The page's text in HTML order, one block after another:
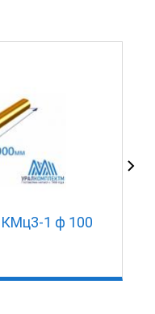
1 ф 100